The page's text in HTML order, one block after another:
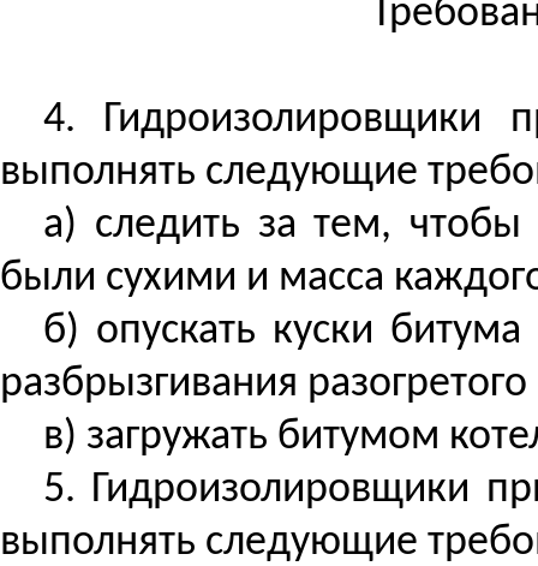
4. Гидроизолировщики
выполнять следующие
а) следить за тем, чтобы
были сухими и масса
б) опускать куски
разбрызгивания
в) загружать битумом
5. Гидроизолировщики
выполнять следующие